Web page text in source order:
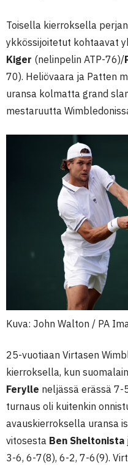
Toisella kierroksella
ykkössijoitetut kohtaavat
Kiger (nelinpelin ATP-76)/
70). Heliövaara ja Patten
uransa kolmatta grand
mestaruutta
Kuva: John Walton / PA
25-vuotiaan Virtasen
kierroksella, kun
Ferylle neljässä erässä 7-
turnaus oli kuitenkin
avauskierroksella uransa
vitosesta Ben Sheltonista
3-6, 6-7(8), 6-2, 7-6(9).